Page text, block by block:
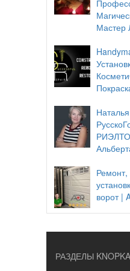
Мастер
ворот |
РАЗДЕЛЫ